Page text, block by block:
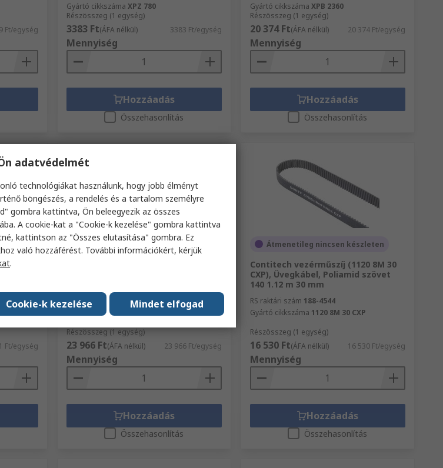
Ft/egység
Gyártó cikkszáma XPZ 780
Részösszeg (1 egység)
3383 Ft(ÁFA nélkül) 3383 Ft/egység
Mennyiség
Hozzáadás
Összehasonlítás
Gyártó cikkszáma XPB 2360
Részösszeg (1 egység)
20 374 Ft(ÁFA nélkül) 20 374 Ft/egység
Mennyiség
Hozzáadás
Összehasonlítás
Ft/egység
CONTI FO-Z
RS raktári szám
474-2966
Részösszeg (1 egység)
23 966 Ft(ÁFA nélkül) 23 966 Ft/egység
Mennyiség
Hozzáadás
Összehasonlítás
Átmenetileg nincsen készleten
Contitech vezérműszíj (1120 8M 30
CXP), Üvegkábel, Poliamid szövet
140 1.12 m 30 mm
RS raktári szám 188-4544
Gyártó cikkszáma 1120 8M 30 CXP
Részösszeg (1 egység)
16 530 Ft(ÁFA nélkül) 16 530 Ft/egység
Mennyiség
Hozzáadás
Összehasonlítás
adatvédelmét
technológiákat használunk, hogy jobb élményt
böngészés, a rendelés és a tartalom személyre
gombra kattintva, Ön beleegyezik az összes
A cookie-kat a "Cookie-k kezelése" gombra kattintva
kattintson az "Összes elutasítása" gombra. Ez
való hozzáférést. További információkért, kérjük
.
Mindet elfogad
Cookie-k kezelése